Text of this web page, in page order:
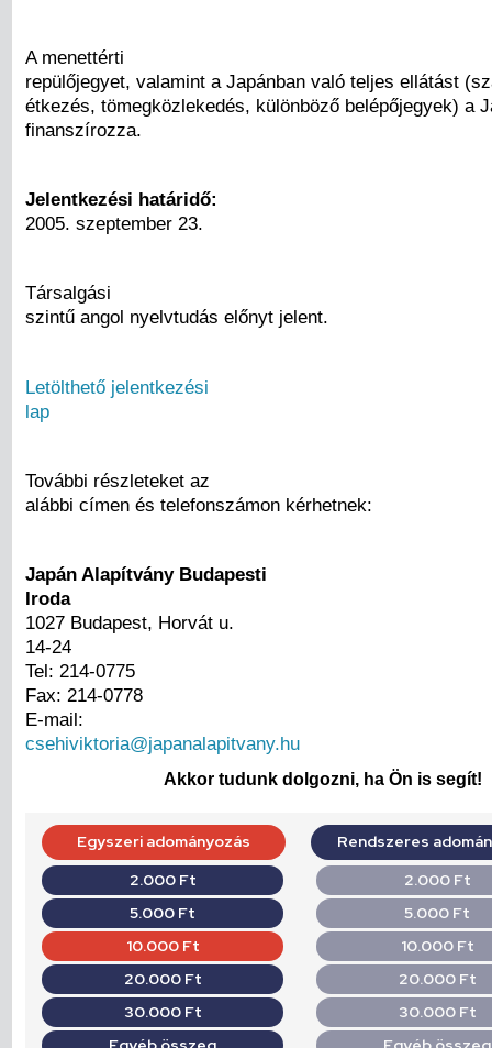
A menettérti
repülőjegyet, valamint a Japánban való teljes ellátást
étkezés, tömegközlekedés, különböző belépőjegyek) a
finanszírozza.
Jelentkezési határidő:
2005. szeptember 23.
Társalgási
szintű angol nyelvtudás előnyt jelent.
Letölthető jelentkezési
lap
További részleteket az
alábbi címen és telefonszámon kérhetnek:
Japán Alapítvány Budapesti
Iroda
1027 Budapest, Horvát u.
14-24
Tel: 214-0775
Fax: 214-0778
E-mail:
csehiviktoria@japanalapitvany.hu
Akkor tudunk dolgozni, ha Ön is segít!